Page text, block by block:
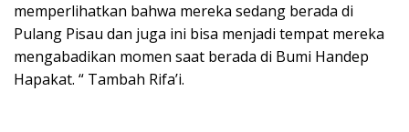
memperlihatkan bahwa mereka sedang berada di
Pulang Pisau dan juga ini bisa menjadi tempat mereka
mengabadikan momen saat berada di Bumi Handep
Hapakat. “ Tambah Rifa’i.